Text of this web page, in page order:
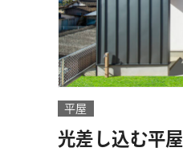
平屋
光差し込む平屋